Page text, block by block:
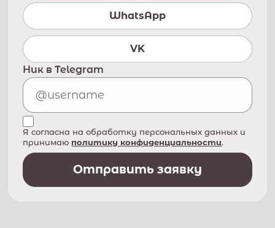
WhatsApp
VK
Ник в Telegram
Я согласна на обработку персональных данных и
принимаю политику конфиденциальности.
Отправить заявку